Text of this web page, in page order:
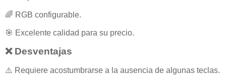
🌈 RGB configurable.
🎯 Excelente calidad para su precio.
❌ Desventajas
⚠️ Requiere acostumbrarse a la ausencia de algunas teclas.